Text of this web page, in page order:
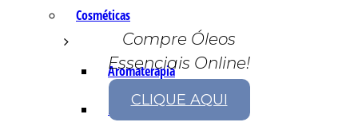
Cosméticas
Aromaterapia
Fórmulas Caseiras
Compre Óleos
Essenciais Online!
CLIQUE AQUI